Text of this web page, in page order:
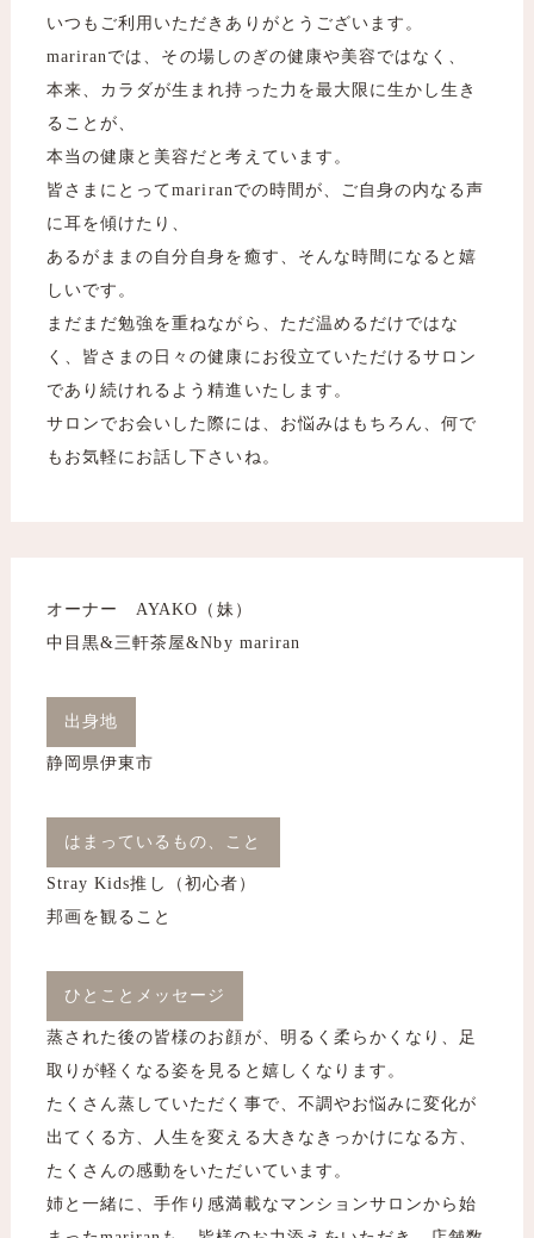
いつもご利用いただきありがとうございます。
mariranでは、その場しのぎの健康や美容ではなく、
本来、カラダが生まれ持った力を最大限に生かし生き
ることが、
本当の健康と美容だと考えています。
皆さまにとってmariranでの時間が、ご自身の内なる声
に耳を傾けたり、
あるがままの自分自身を癒す、そんな時間になると嬉
しいです。
まだまだ勉強を重ねながら、ただ温めるだけではな
く、皆さまの日々の健康にお役立ていただけるサロン
であり続けれるよう精進いたします。
サロンでお会いした際には、お悩みはもちろん、何で
もお気軽にお話し下さいね。
オーナー AYAKO（妹）
中目黒&三軒茶屋&Nby mariran
出身地
静岡県伊東市
はまっているもの、こと
Stray Kids推し（初心者）
邦画を観ること
ひとことメッセージ
蒸された後の皆様のお顔が、明るく柔らかくなり、足
取りが軽くなる姿を見ると嬉しくなります。
たくさん蒸していただく事で、不調やお悩みに変化が
出てくる方、人生を変える大きなきっかけになる方、
たくさんの感動をいただいています。
姉と一緒に、手作り感満載なマンションサロンから始